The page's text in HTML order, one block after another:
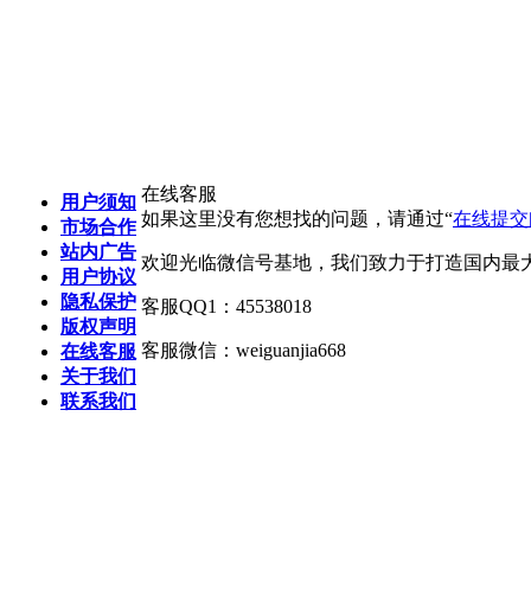
用户须知
市场合作
站内广告
用户协议
隐私保护
版权声明
在线客服
关于我们
联系我们
在线客服
如果这里没有您想找的问题，请通过“在线提
欢迎光临微信号基地，我们致力于打造国内
客服QQ1：45538018
客服微信：weiguanjia668